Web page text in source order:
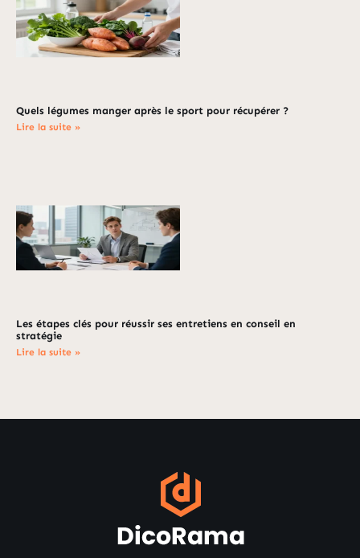
Quels légumes manger après le sport pour récupérer ?
Lire la suite »
Les étapes clés pour réussir ses entretiens en conseil en
stratégie
Lire la suite »